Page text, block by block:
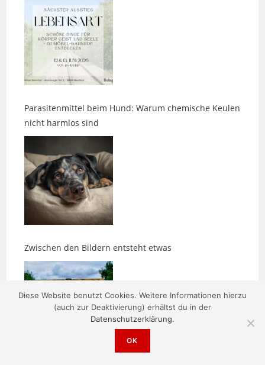
Parasitenmittel beim Hund: Warum chemische Keulen
Zwischen den Bildern entsteht etwas
Morgens um fünf ist die Welt noch in Ordnung
Diese Website benutzt Cookies. Weitere Informationen hierzu
(auch zur Deaktivierung) erhältst du in der
Datenschutzerklärung.
OK